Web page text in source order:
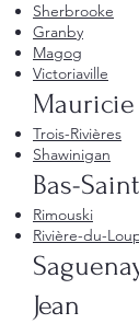
Sherbrooke
Granby
Magog
Victoriaville
Mauricie
Trois-Rivières
Shawinigan
Bas-
Rimouski
Rivière-du-
Jean